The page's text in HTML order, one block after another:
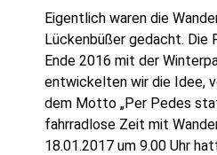
Eigentlich waren die
Lückenbüßer gedacht. Die
Ende 2016 mit der
entwickelten wir die Idee,
dem Motto „Per Pedes
fahrradlose Zeit mit
18.01.2017 um 9.00 Uhr